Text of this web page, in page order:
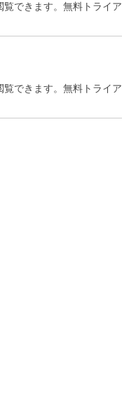
できます。無料トライア
できます。無料トライア